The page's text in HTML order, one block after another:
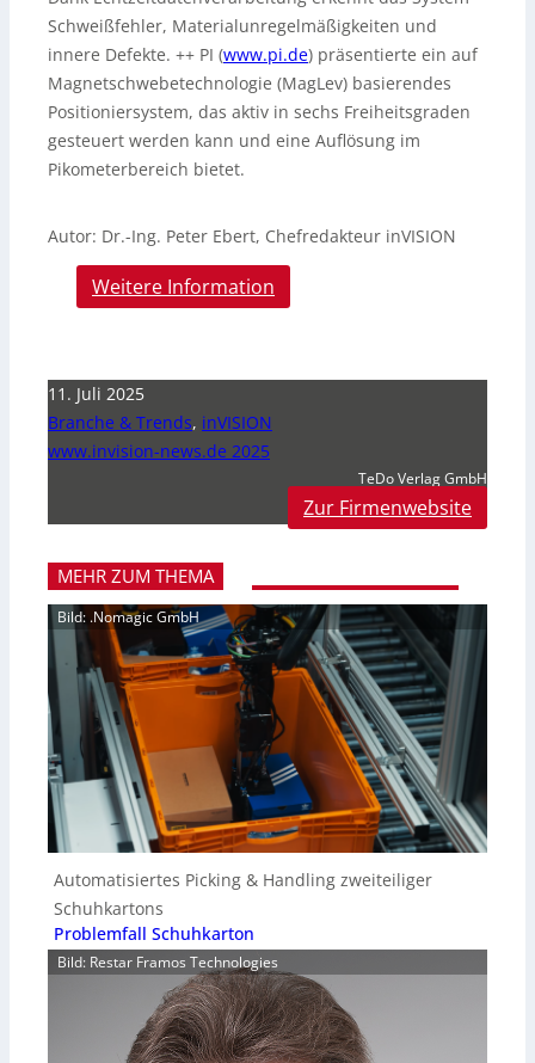
Schweißfehler, Materialunregelmäßigkeiten und
innere Defekte. ++ PI (www.pi.de) präsentierte ein auf
Magnetschwebetechnologie (MagLev) basierendes
Positioniersystem, das aktiv in sechs Freiheitsgraden
gesteuert werden kann und eine Auflösung im
Pikometerbereich bietet.
Autor: Dr.-Ing. Peter Ebert, Chefredakteur inVISION
Weitere Information
11. Juli 2025
Branche & Trends, inVISION
www.invision-news.de 2025
TeDo Verlag GmbH
Zur Firmenwebsite
MEHR ZUM THEMA
Bild: .Nomagic GmbH
Automatisiertes Picking & Handling zweiteiliger
Schuhkartons
Problemfall Schuhkarton
Bild: Restar Framos Technologies